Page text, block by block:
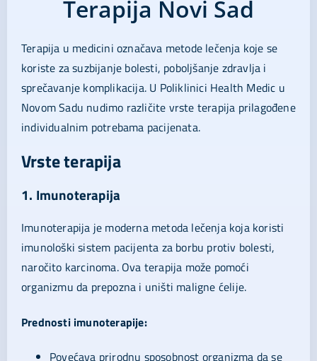
Terapija Novi Sad
Terapija u medicini označava metode lečenja koje se
koriste za suzbijanje bolesti, poboljšanje zdravlja i
sprečavanje komplikacija. U Poliklinici Health Medic u
Novom Sadu nudimo različite vrste terapija prilagođene
individualnim potrebama pacijenata.
Vrste terapija
1. Imunoterapija
Imunoterapija je moderna metoda lečenja koja koristi
imunološki sistem pacijenta za borbu protiv bolesti,
naročito karcinoma. Ova terapija može pomoći
organizmu da prepozna i uništi maligne ćelije.
Prednosti imunoterapije:
Povećava prirodnu sposobnost organizma da se